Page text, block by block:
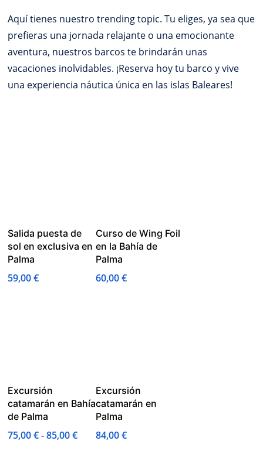
Aquí tienes nuestro trending topic. Tu eliges, ya sea que
prefieras una jornada relajante o una emocionante
aventura, nuestros barcos te brindarán unas
vacaciones inolvidables. ¡Reserva hoy tu barco y vive
una experiencia náutica única en las islas Baleares!
Salida puesta de
sol en exclusiva en
Palma
59,00€
Curso de Wing Foil
en la Bahía de
Palma
60,00€
Excursión
catamarán en Bahía
de Palma
75,00€ - 85,00€Rango
Excursión
catamarán en
Palma
84,00€